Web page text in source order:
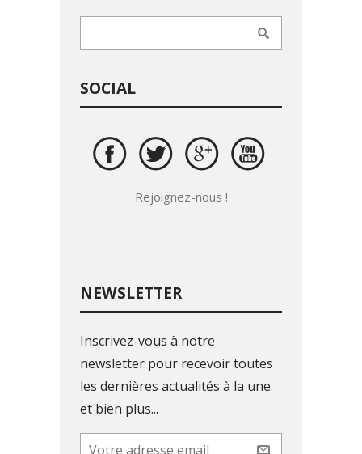
SOCIAL
Rejoignez-nous !
NEWSLETTER
Inscrivez-vous à notre
newsletter pour recevoir toutes
les dernières actualités à la une
et bien plus...